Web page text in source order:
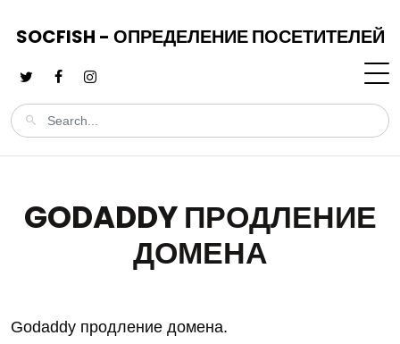
SOCFISH - ОПРЕДЕЛЕНИЕ ПОСЕТИТЕЛЕЙ
GODADDY ПРОДЛЕНИЕ
ДОМЕНА
Godaddy продление домена.